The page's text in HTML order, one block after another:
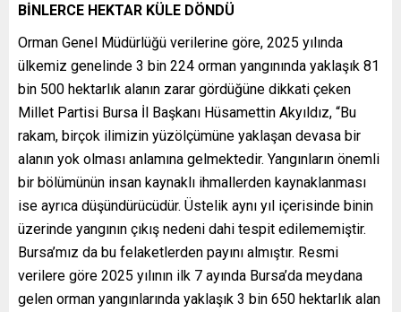
BİNLERCE HEKTAR KÜLE DÖNDÜ
Orman Genel Müdürlüğü verilerine göre, 2025 yılında
ülkemiz genelinde 3 bin 224 orman yangınında yaklaşık 81
bin 500 hektarlık alanın zarar gördüğüne dikkati çeken
Millet Partisi Bursa İl Başkanı Hüsamettin Akyıldız, “Bu
rakam, birçok ilimizin yüzölçümüne yaklaşan devasa bir
alanın yok olması anlamına gelmektedir. Yangınların önemli
bir bölümünün insan kaynaklı ihmallerden kaynaklanması
ise ayrıca düşündürücüdür. Üstelik aynı yıl içerisinde binin
üzerinde yangının çıkış nedeni dahi tespit edilememiştir.
Bursa’mız da bu felaketlerden payını almıştır. Resmi
verilere göre 2025 yılının ilk 7 ayında Bursa’da meydana
gelen orman yangınlarında yaklaşık 3 bin 650 hektarlık alan